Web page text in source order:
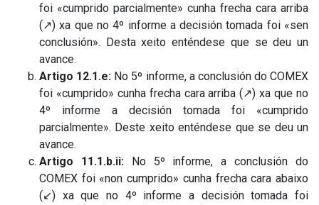
foi «cumprido parcialmente» cunha frecha cara arriba
(↗) xa que no 4º informe a decisión tomada foi «sen
conclusión». Desta xeito enténdese que se deu un
avance.
Artigo 12.1.e: No 5º informe, a conclusión do COMEX
foi «cumprido» cunha frecha cara arriba (↗) xa que no
4º informe a decisión tomada foi «cumprido
parcialmente». Deste xeito enténdese que se deu un
avance.
Artigo 11.1.b.ii:No 5º informe, a conclusión do
COMEX foi «non cumprido» cunha frecha cara abaixo
(↙) xa que no 4º informe a decisión tomada foi